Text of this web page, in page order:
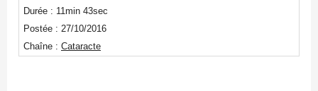
Durée : 11min 43sec
Postée : 27/10/2016
Chaîne : Cataracte